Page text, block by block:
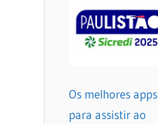
Os melhores apps
para assistir ao